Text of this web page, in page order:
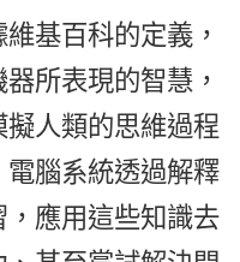
基百科的定義，
所表現的智慧，
人類的思維過程
腦系統透過解釋
應用這些知識去